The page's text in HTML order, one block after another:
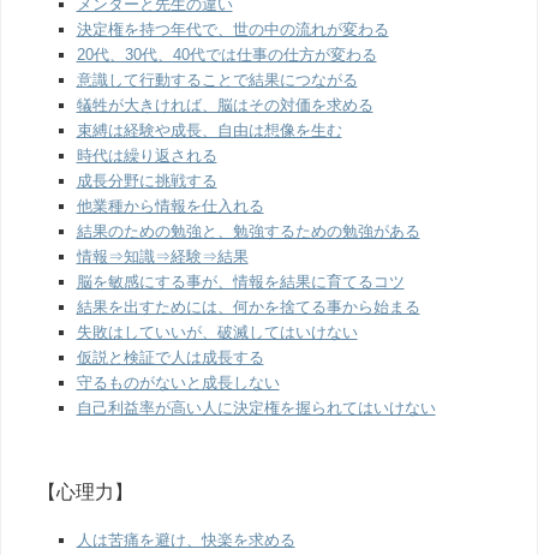
メンターと先生の違い
決定権を持つ年代で、世の中の流れが変わる
20代、30代、40代では仕事の仕方が変わる
意識して行動することで結果につながる
犠牲が大きければ、脳はその対価を求める
束縛は経験や成長、自由は想像を生む
時代は繰り返される
成長分野に挑戦する
他業種から情報を仕入れる
結果のための勉強と、勉強するための勉強がある
情報⇒知識⇒経験⇒結果
脳を敏感にする事が、情報を結果に育てるコツ
結果を出すためには、何かを捨てる事から始まる
失敗はしていいが、破滅してはいけない
仮説と検証で人は成長する
守るものがないと成長しない
自己利益率が高い人に決定権を握られてはいけない
【心理力】
人は苦痛を避け、快楽を求める